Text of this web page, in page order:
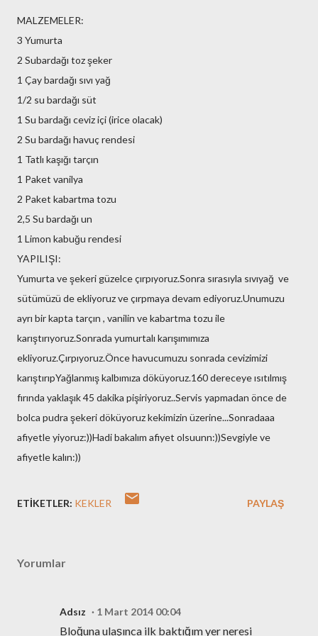
MALZEMELER:
3 Yumurta
2 Subardağı toz şeker
1 Çay bardağı sıvı yağ
1/2 su bardağı süt
1 Su bardağı ceviz içi (irice olacak)
2 Su bardağı havuç rendesi
1 Tatlı kaşığı tarçın
1 Paket vanilya
2 Paket kabartma tozu
2,5 Su bardağı un
1 Limon kabuğu rendesi
YAPILIŞI:
Yumurta ve şekeri güzelce çırpıyoruz.Sonra sırasıyla sıvıyağ ve
sütümüzü de ekliyoruz ve çırpmaya devam ediyoruz.Unumuzu
ayrı bir kapta tarçın , vanilin ve kabartma tozu ile
karıştırıyoruz.Sonrada yumurtalı karışımımıza
ekliyoruz.Çırpıyoruz.Önce havucumuzu sonrada cevizimizi
karıştırıpYağlanmış kalbımıza döküyoruz.160 dereceye ısıtılmış
fırında yaklaşık 45 dakika pişiriyoruz..Servis yapmadan önce de
bolca pudra şekeri döküyoruz kekimizin üzerine...Sonradaaa
afiyetle yiyoruz:))Hadi bakalım afiyet olsuunn:))Sevgiyle ve
afiyetle kalın:))
ETIKETLER: KEKLER PAYLAŞ
Yorumlar
Adsız 1 Mart 2014 00:04
Bloğuna ulaşınca ilk baktığım yer neresi